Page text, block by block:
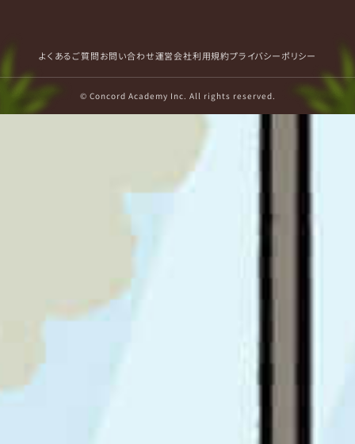
よくあるご質問お問い合わせ運営会社利用規約プライバシーポリシー
© Concord Academy Inc. All rights reserved.